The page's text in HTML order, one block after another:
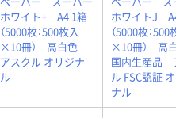
ホワイト+ A4 1箱
（5000枚：500枚入
×10冊） 高白色
アスクル オリジナ
ル
ホワイトJ
（5000枚：500
×10冊）
国内生産品
ル FSC認証
ナル